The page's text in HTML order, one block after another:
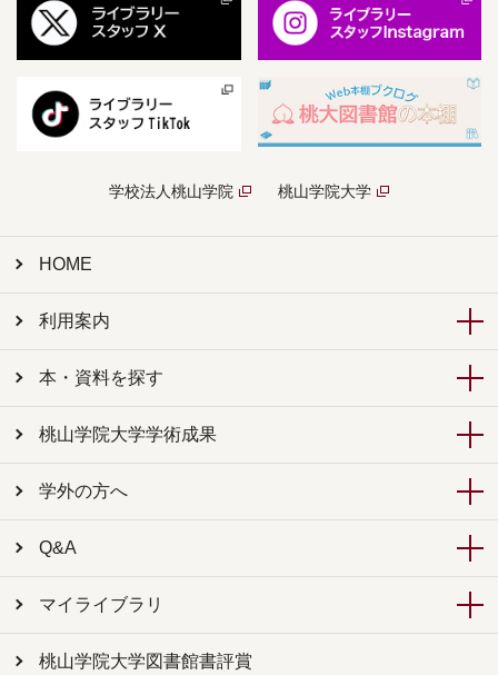
学校法人桃山学院 桃山学院大学
HOME
利用案内
本・資料を探す
桃山学院大学学術成果
学外の方へ
Q&A
マイライブラリ
桃山学院大学図書館書評賞